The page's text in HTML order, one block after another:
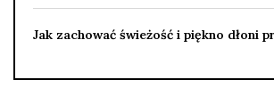
Jak zachować świeżość i piękno dłoni